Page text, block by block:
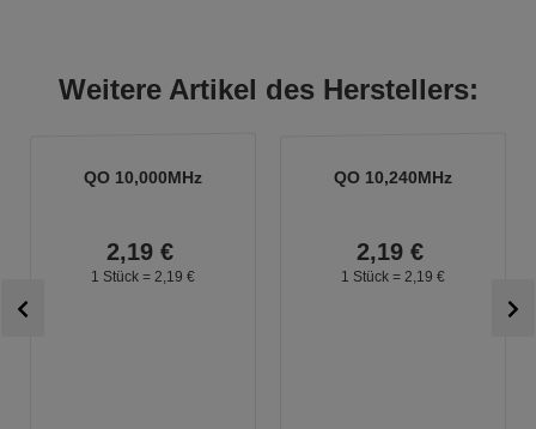
Weitere Artikel des Herstellers:
QO 10,000MHz
2,19 €
1 Stück = 2, 19 €
QO 10,240MHz
2,19 €
1 Stück = 2, 19 €